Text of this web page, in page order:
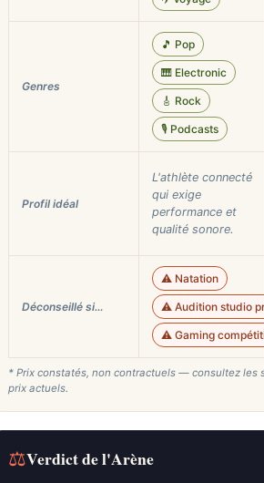
Genres
🎵 Pop
🎹 Electronic
🎸 Rock
🎙️ Podcasts
Profil idéal
L'athlète connecté
qui exige
performance et
qualité sonore.
Déconseillé si…
⚠️ Natation
⚠️ Audition studio
⚠️ Gaming
* Prix constatés, non contractuels — consultez les
prix actuels.
⚖Verdict de l'Arène